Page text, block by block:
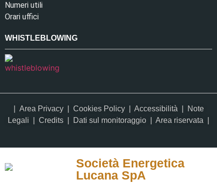
Numeri utili
Orari uffici
WHISTLEBLOWING
Area Privacy| Cookies Policy| Accessibilità
Note
Legali
Credits | Dati sul monitoraggio | Area riservata |
Società Energetica
Lucana SpA